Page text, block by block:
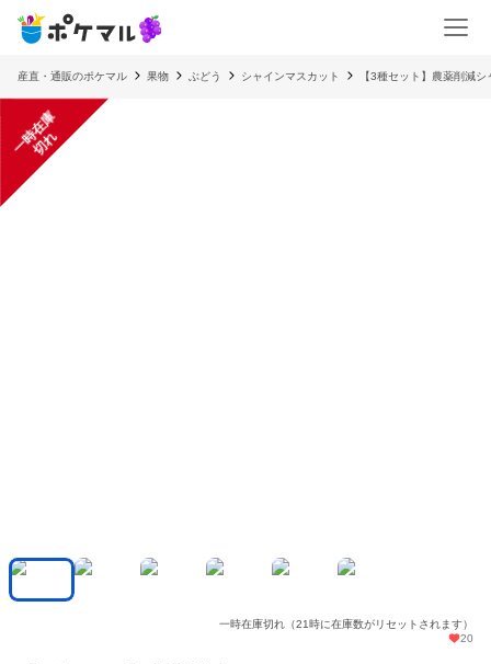
産直・通販のポケマル 果物 ぶどう シャインマスカット 【3種セット】農薬削減
一
時
在
庫
切
れ
一時在庫切れ（21時に在庫数がリセットされます）
20